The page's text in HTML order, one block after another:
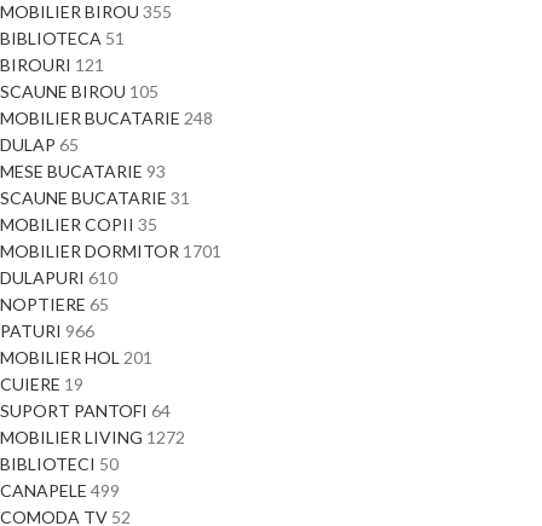
MOBILIER BIROU 355
BIBLIOTECA 51
BIROURI 121
SCAUNE BIROU 105
MOBILIER BUCATARIE 248
DULAP 65
MESE BUCATARIE 93
SCAUNE BUCATARIE 31
MOBILIER COPII 35
MOBILIER DORMITOR 1701
DULAPURI 610
NOPTIERE 65
PATURI 966
MOBILIER HOL201
CUIERE 19
SUPORT PANTOFI 64
MOBILIER LIVING 1272
BIBLIOTECI 50
CANAPELE 499
COMODA TV 52